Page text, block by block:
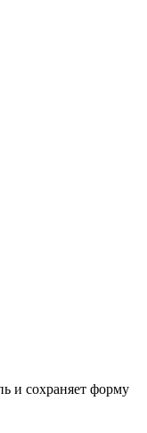
и сохраняет форму